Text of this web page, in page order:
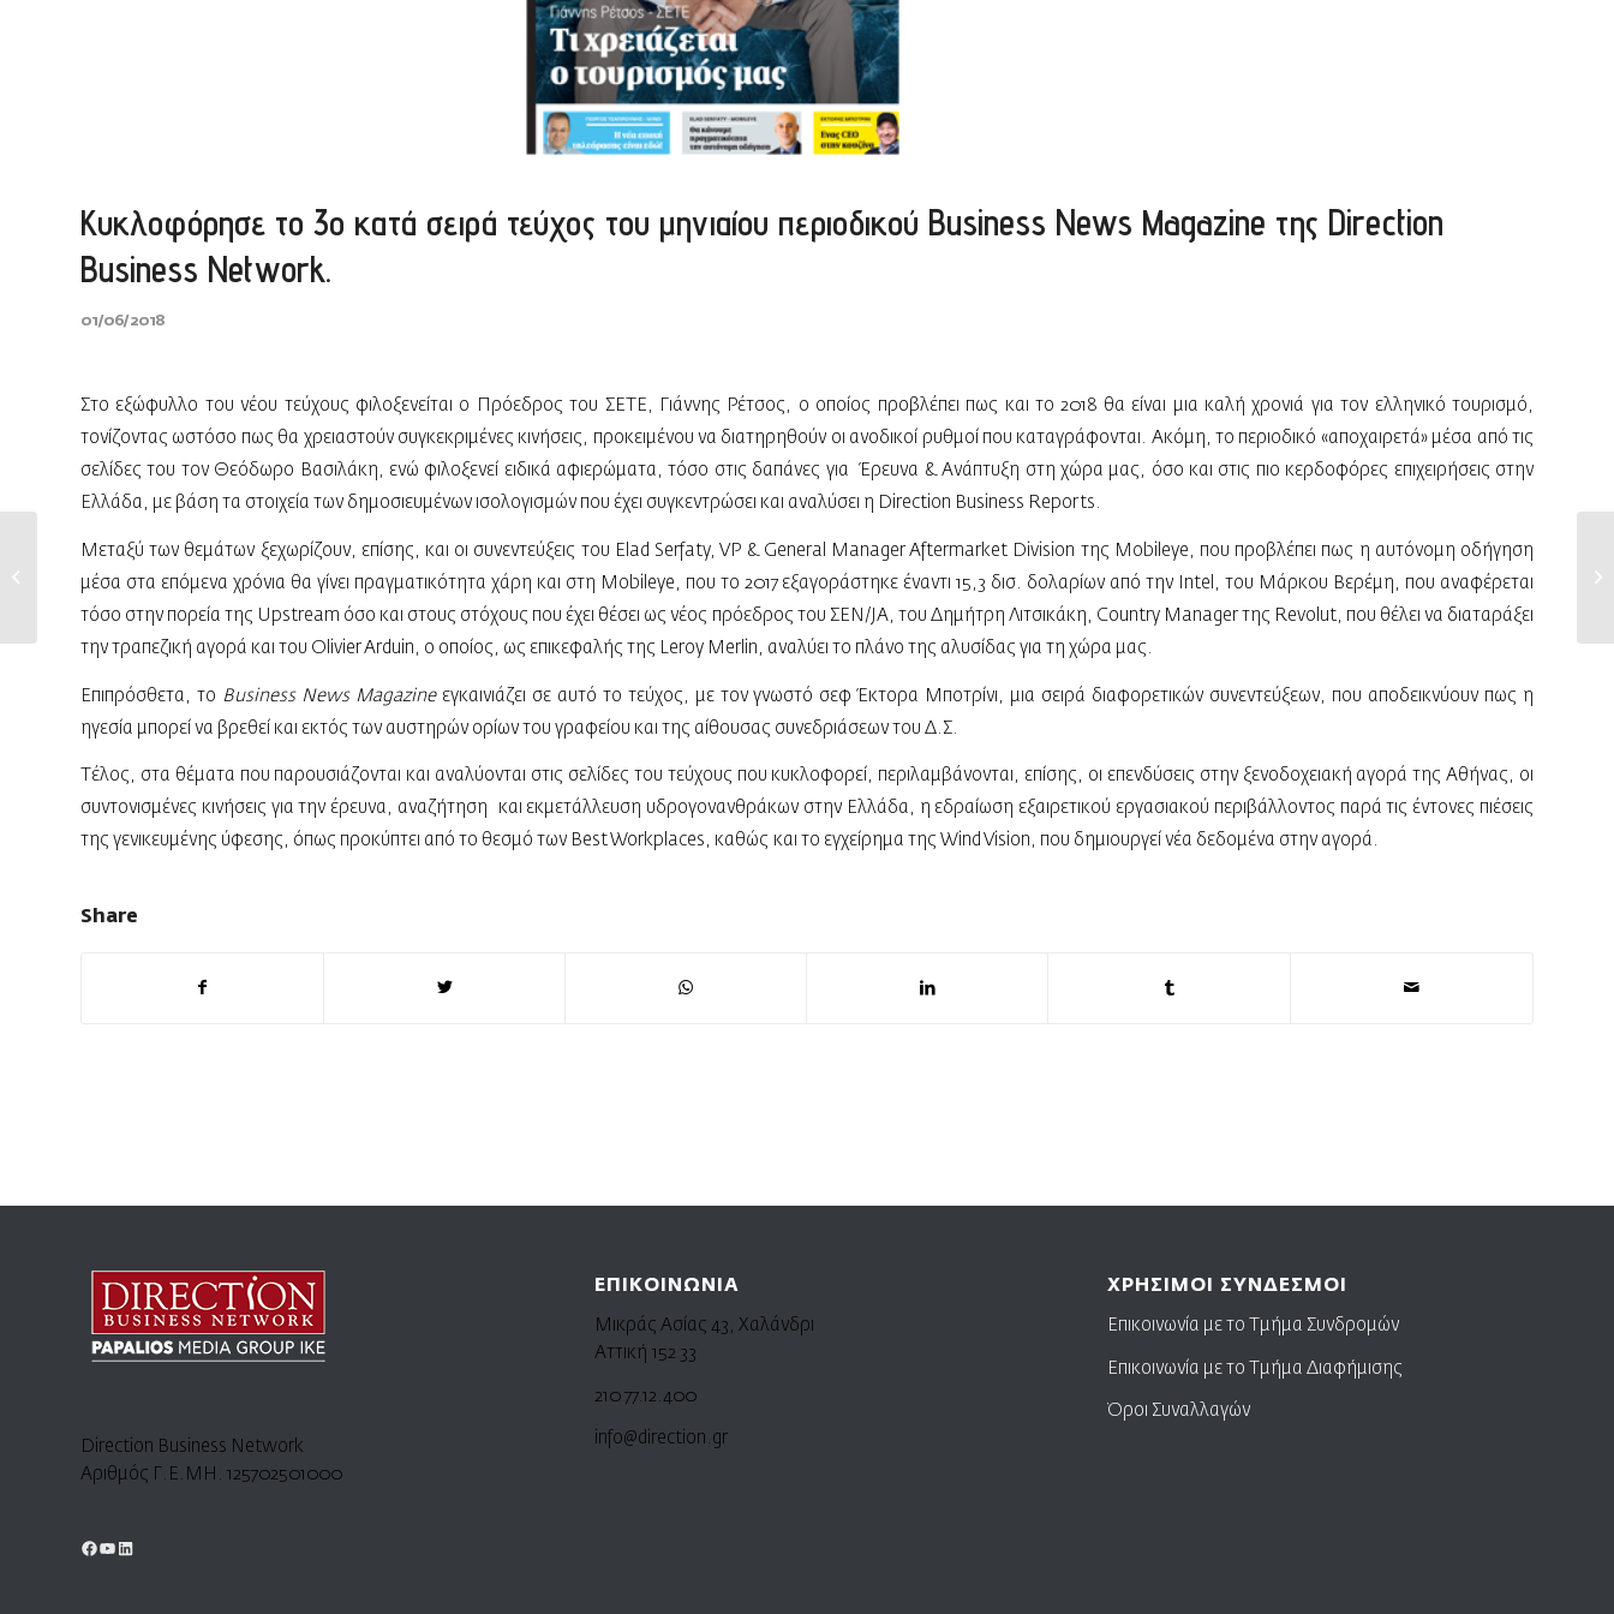
Κυκλοφόρησε το 3ο κατά σειρά τεύχος του μηνιαίου περιοδικού Business News Μagazine της Direction
Business Network.
01/06/2018
Στο εξώφυλλο του νέου τεύχους φιλοξενείται ο Πρόεδρος του ΣΕΤΕ, Γιάννης Ρέτσος, ο οποίος προβλέπει πως και το 2018 θα είναι μια καλή χρονιά για τον ελληνικό τουρισμό,
τονίζοντας ωστόσο πως θα χρειαστούν συγκεκριμένες κινήσεις, προκειμένου να διατηρηθούν οι ανοδικοί ρυθμοί που καταγράφονται. Ακόμη, το περιοδικό «αποχαιρετά» μέσα από τις
σελίδες του τον Θεόδωρο Βασιλάκη, ενώ φιλοξενεί ειδικά αφιερώματα, τόσο στις δαπάνες για Έρευνα & Ανάπτυξη στη χώρα μας, όσο και στις πιο κερδοφόρες επιχειρήσεις στην
Ελλάδα, με βάση τα στοιχεία των δημοσιευμένων ισολογισμών που έχει συγκεντρώσει και αναλύσει η Direction Business Reports.
Μεταξύ των θεμάτων ξεχωρίζουν, επίσης, και οι συνεντεύξεις του Elad Serfaty, VP & General Manager Aftermarket Division της Mobileye, που προβλέπει πως η αυτόνομη οδήγηση
μέσα στα επόμενα χρόνια θα γίνει πραγματικότητα χάρη και στη Mobileye, που το 2017 εξαγοράστηκε έναντι 15,3 δισ. δολαρίων από την Intel, του Mάρκου Βερέμη, που αναφέρεται
τόσο στην πορεία της Upstream όσο και στους στόχους που έχει θέσει ως νέος πρόεδρος του ΣΕΝ/JA, του Δημήτρη Λιτσικάκη, Country Manager της Revolut, που θέλει να διαταράξει
την τραπεζική αγορά και του Olivier Arduin, ο οποίος, ως επικεφαλής της Leroy Merlin, αναλύει το πλάνο της αλυσίδας για τη χώρα μας.
Eπιπρόσθετα, το Business News Magazineεγκαινιάζει σε αυτό το τεύχος, με τον γνωστό σεφ Έκτορα Μποτρίνι, μια σειρά διαφορετικών συνεντεύξεων, που αποδεικνύουν πως η
ηγεσία μπορεί να βρεθεί και εκτός των αυστηρών ορίων του γραφείου και της αίθουσας συνεδριάσεων του Δ.Σ.
Τέλος, στα θέματα που παρουσιάζονται και αναλύονται στις σελίδες του τεύχους που κυκλοφορεί, περιλαμβάνονται, επίσης, οι επενδύσεις στην ξενοδοχειακή αγορά της Αθήνας, οι
συντονισμένες κινήσεις για την έρευνα, αναζήτηση και εκμετάλλευση υδρογονανθράκων στην Ελλάδα, η εδραίωση εξαιρετικού εργασιακού περιβάλλοντος παρά τις έντονες πιέσεις
της γενικευμένης ύφεσης, όπως προκύπτει από το θεσμό των Best Workplaces, καθώς και το εγχείρημα της Wind Vision, που δημιουργεί νέα δεδομένα στην αγορά.
Share
Direction Business Network
Αριθμός Γ.Ε.ΜΗ. 125702501000
ΕΠΙΚΟΙΝΩΝΙΑ
Μικράς Ασίας 43, Χαλάνδρι
Αττική 152 33
210 77.12.400
info@direction.gr
ΧΡΗΣΙΜΟΙ ΣΥΝΔΕΣΜΟΙ
Επικοινωνία με το Τμήμα Συνδρομών
Επικοινωνία με το Τμήμα Διαφήμισης
Όροι Συναλλαγών
Στις 11 Ιουνίου
αναδεικνύονται οι
«Πρωταγωνιστές...